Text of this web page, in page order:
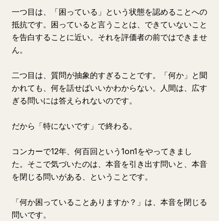
一つ目は、「困っている」という状態を認めることへの
抵抗です。困っていると言うことは、できていないこと
を告白することに近い。それを評価者の前ではできませ
ん。
二つ目は、質問が抽象的すぎることです。「何か」と聞
かれても、何を話せばいいかわからない。人間は、広す
ぎる問いには答えられないのです。
だから「特にないです」で終わる。
コンカーで12年、何百回という1on1をやってきまし
た。そこで気づいたのは、本音を引き出す問いと、本音
を閉じる問いがある、ということです。
「何か困っていることありますか？」は、本音を閉じる
問いです。